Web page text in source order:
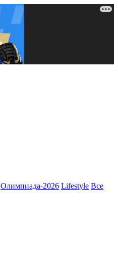
Олимпиада-2026 Lifestyle Все